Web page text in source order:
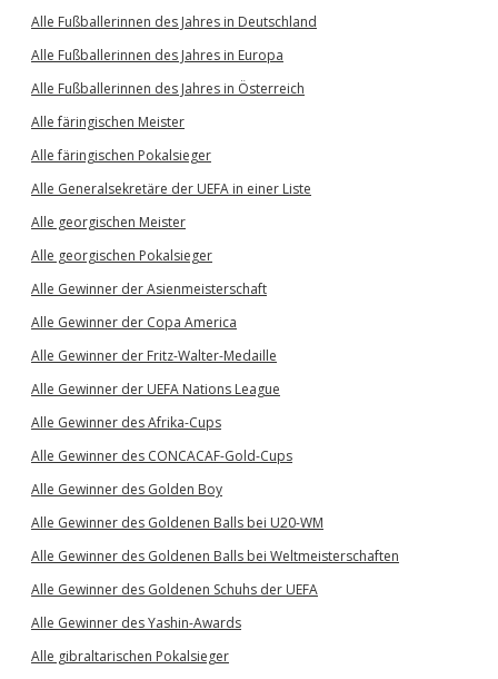
Alle Fußballerinnen des Jahres in Deutschland
Alle Fußballerinnen des Jahres in Europa
Alle Fußballerinnen des Jahres in Österreich
Alle färingischen Meister
Alle färingischen Pokalsieger
Alle Generalsekretäre der UEFA in einer Liste
Alle georgischen Meister
Alle georgischen Pokalsieger
Alle Gewinner der Asienmeisterschaft
Alle Gewinner der Copa America
Alle Gewinner der Fritz-Walter-Medaille
Alle Gewinner der UEFA Nations League
Alle Gewinner des Afrika-Cups
Alle Gewinner des CONCACAF-Gold-Cups
Alle Gewinner des Golden Boy
Alle Gewinner des Goldenen Balls bei U20-WM
Alle Gewinner des Goldenen Balls bei Weltmeisterschaften
Alle Gewinner des Goldenen Schuhs der UEFA
Alle Gewinner des Yashin-Awards
Alle gibraltarischen Pokalsieger